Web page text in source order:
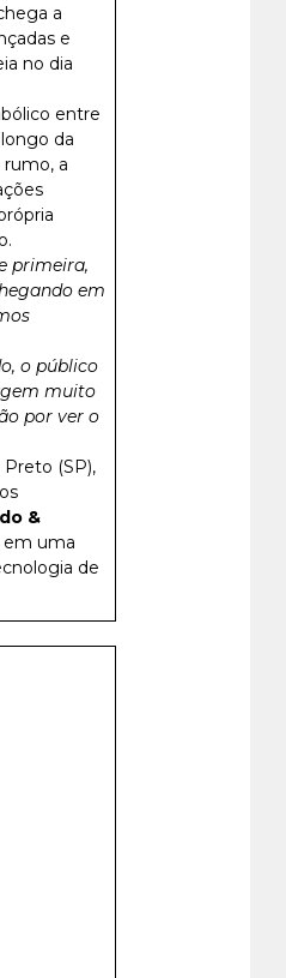
a
e
no dia
entre
da
a
primeira,
em
o público
muito
por ver o
(SP),
&
em uma
de